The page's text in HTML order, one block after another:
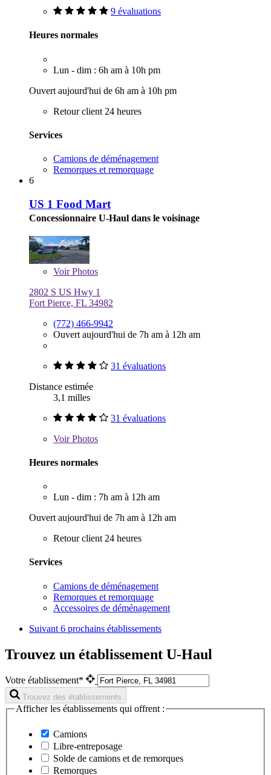
9 évaluations
Heures normales
Lun - dim : 6h am à 10h pm
Ouvert aujourd'hui de 6h am à 10h pm
Retour client 24 heures
Services
Camions de déménagement
Remorques et remorquage
6
US 1 Food Mart
Concessionnaire U-Haul dans le voisinage
VoirPhotos
2802 S US Hwy 1
Fort Pierce, FL 34982
(772) 466-9942
Ouvert aujourd'hui de 7h am à 12h am
31 évaluations
Distance estimée
3,1 milles
31 évaluations
VoirPhotos
Heures normales
Lun - dim : 7h am à 12h am
Ouvert aujourd'hui de 7h am à 12h am
Retour client 24 heures
Services
Camions de déménagement
Remorques et remorquage
Accessoires de déménagement
Suivant 6 prochains établissements
Trouvez un établissement U-Haul
Votre établissement*
Trouvez des établissements
Afficher les établissements qui offrent :
Camions
Libre-entreposage
Solde de camions et de remorques
Remorques